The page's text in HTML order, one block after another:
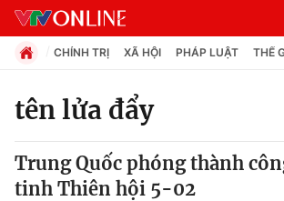
Chuyên mục
Chính trị
CHÍNH TRỊ XÃ HỘI PHÁP LUẬT THẾ
tên lửa đẩy
Trung Quốc phóng thành
tinh Thiên hội 5-02